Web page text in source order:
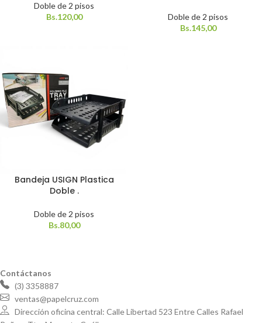
Doble de 2 pisos
Bs.120,00
Doble de 2 pisos
Bs.145,00
Bandeja USIGN Plastica
Doble .
Doble de 2 pisos
Bs.80,00
Contáctanos
(3) 3358887
ventas@papelcruz.com
Dirección oficina central: Calle Libertad 523 Entre Calles Rafael